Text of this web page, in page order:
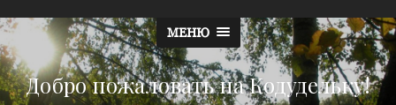
МЕНЮ
Добро пожаловать на Кодудельку!